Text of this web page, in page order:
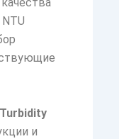
и